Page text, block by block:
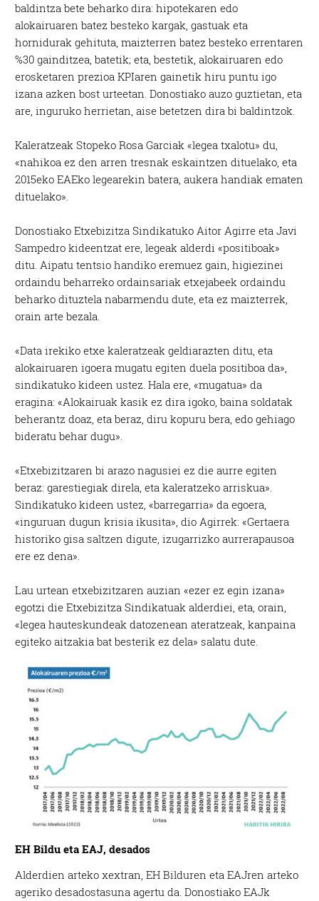
baldintza bete beharko dira: hipotekaren edo
alokairuaren batez besteko kargak, gastuak eta
hornidurak gehituta, maizterren batez besteko errentaren
%30 gainditzea, batetik; eta, bestetik, alokairuaren edo
erosketaren prezioa KPIaren gainetik hiru puntu igo
izana azken bost urteetan. Donostiako auzo guztietan, eta
are, inguruko herrietan, aise betetzen dira bi baldintzok.
Kaleratzeak Stopeko Rosa Garciak «legea txalotu» du,
«nahikoa ez den arren tresnak eskaintzen dituelako, eta
2015eko EAEko legearekin batera, aukera handiak ematen
dituelako».
Donostiako Etxebizitza Sindikatuko Aitor Agirre eta Javi
Sampedro kideentzat ere, legeak alderdi «positiboak»
ditu. Aipatu tentsio handiko eremuez gain, higiezinei
ordaindu beharreko ordainsariak etxejabeek ordaindu
beharko dituztela nabarmendu dute, eta ez maizterrek,
orain arte bezala.
«Data irekiko etxe kaleratzeak geldiarazten ditu, eta
alokairuaren igoera mugatu egiten duela positiboa da»,
sindikatuko kideen ustez. Hala ere, «mugatua» da
eragina: «Alokairuak kasik ez dira igoko, baina soldatak
beherantz doaz, eta beraz, diru kopuru bera, edo gehiago
bideratu behar dugu».
«Etxebizitzaren bi arazo nagusiei ez die aurre egiten
beraz: garestiegiak direla, eta kaleratzeko arriskua».
Sindikatuko kideen ustez, «barregarria» da egoera,
«inguruan dugun krisia ikusita», dio Agirrek: «Gertaera
historiko gisa saltzen digute, izugarrizko aurrerapausoa
ere ez dena».
Lau urtean etxebizitzaren auzian «ezer ez egin izana»
egotzi die Etxebizitza Sindikatuak alderdiei, eta, orain,
«legea hauteskundeak datozenean ateratzeak, kanpaina
egiteko aitzakia bat besterik ez dela» salatu dute.
EH Bildu eta EAJ, desados
Alderdien arteko xextran, EH Bilduren eta EAJren arteko
ageriko desadostasuna agertu da. Donostiako EAJk